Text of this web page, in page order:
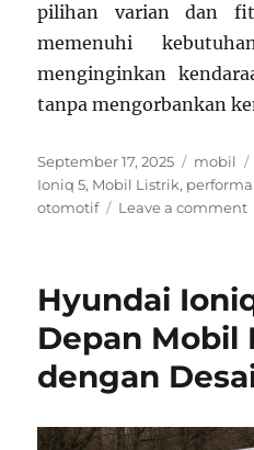
pilihan varian dan
memenuhi
menginginkan
tanpa mengorbankan
Posted
on
September 17, 2025 mobil
Ioniq 5, Mobil Listrik,
otomotif
Leave a comment
Hyundai
Depan Mobil
dengan